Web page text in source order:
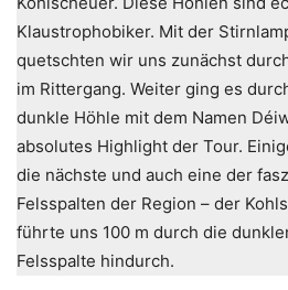
Klaustrophobiker. Mit der
quetschten wir uns zunächst
im Rittergang. Weiter ging es
dunkle Höhle mit dem Namen
absolutes Highlight der Tour.
die nächste und auch eine der
Felsspalten der Region – der
führte uns 100 m durch die
Felsspalte hindurch.